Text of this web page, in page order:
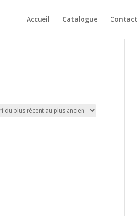
Accueil Catalogue Contact